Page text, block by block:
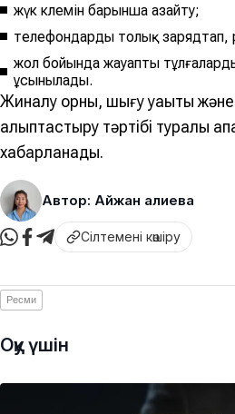
жүк көлемін барынша азайту;
телефондарды толық зарядтап,
жол бойында жауапты
ұсынылады.
Жиналу орны, шығу уақыты және
қалыптастыру тәртібі туралы
хабарланады.
Автор: Айжан Қалиева
Сілтемені көшіру
Ресми
Оқу үшін